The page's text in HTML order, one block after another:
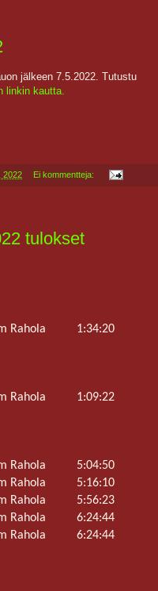
jälkeen 7.5.2022. Tutustu
linkin kautta.
2022 Ei kommentteja:
tulokset
Rahola 1:34:20
Rahola 1:09:22
Rahola
5:04:50
Rahola
5:16:10
Rahola
5:56:23
Rahola
6:24:44
Rahola 6:24:44